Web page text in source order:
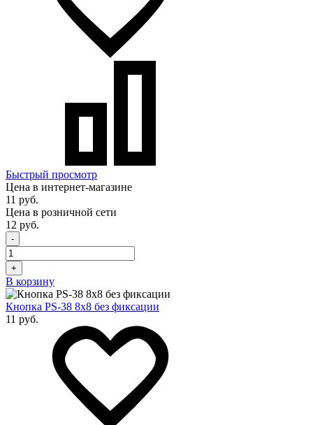
Быстрый просмотр
Цена в интернет-магазине
11 руб.
Цена в розничной сети
12 руб.
-
+
В корзину
Кнопка PS-38 8х8 без фиксации
11 руб.